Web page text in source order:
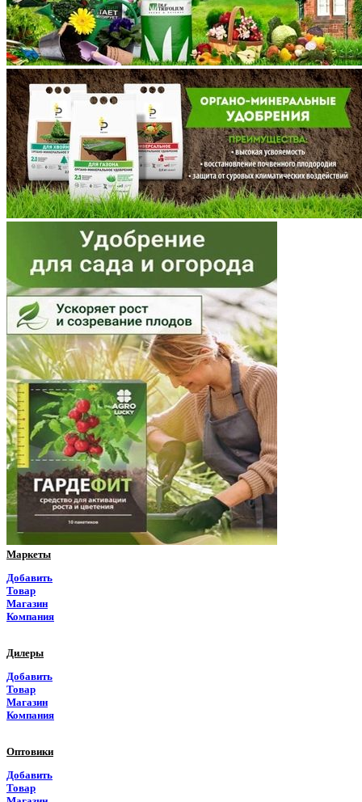
Магаданская область
Марий Эл
Мордовия
Московская область
Мурманская область
Ненецкий АО
Нижегородская область
Новгородская область
Новосибирская область
Омская область
Оренбургская область
Орловская область
Пензенская область
Пермский край
Приморский край
Псковская область
Ростовская область
Маркеты
Добавить
Товар
Магазин
Компания
Дилеры
Добавить
Товар
Магазин
Компания
Оптовики
Добавить
Товар